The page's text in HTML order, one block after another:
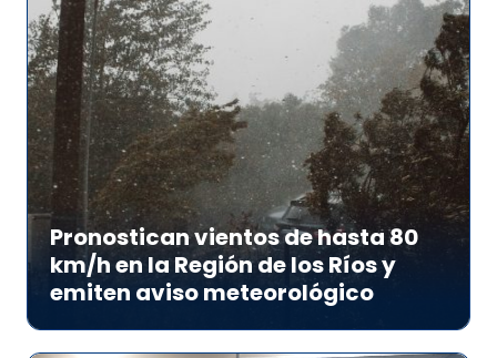
Pronostican vientos de hasta 80
km/h en la Región de los Ríos y
emiten aviso meteorológico